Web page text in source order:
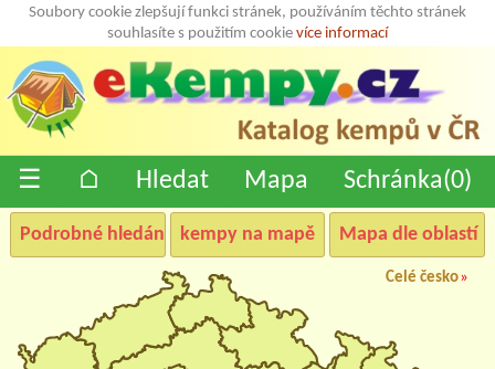
Soubory cookie zlepšují funkci stránek, používáním těchto stránek
souhlasíte s použitím cookie více informací
☰ ⌂ Hledat Mapa Schránka(0)
Podrobné hledání kempy na mapě Mapa dle oblastí
Celé česko»